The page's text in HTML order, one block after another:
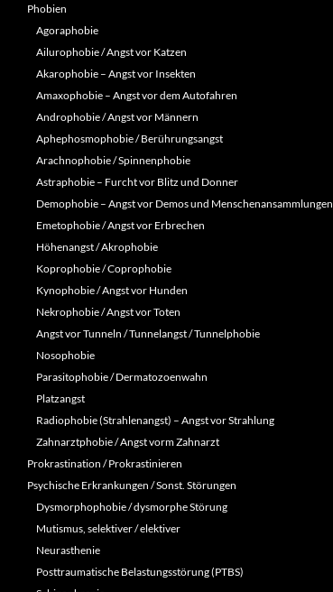
Phobien
Agoraphobie
Ailurophobie / Angst vor Katzen
Akarophobie – Angst vor Insekten
Amaxophobie – Angst vor dem Autofahren
Androphobie / Angst vor Männern
Aphephosmophobie / Berührungsangst
Arachnophobie / Spinnenphobie
Astraphobie – Furcht vor Blitz und Donner
Demophobie – Angst vor Demos und Menschenansammlungen
Emetophobie / Angst vor Erbrechen
Höhenangst / Akrophobie
Koprophobie / Coprophobie
Kynophobie / Angst vor Hunden
Nekrophobie / Angst vor Toten
Angst vor Tunneln / Tunnelangst / Tunnelphobie
Nosophobie
Parasitophobie / Dermatozoenwahn
Platzangst
Radiophobie (Strahlenangst) – Angst vor Strahlung
Zahnarztphobie / Angst vorm Zahnarzt
Prokrastination / Prokrastinieren
Psychische Erkrankungen / Sonst. Störungen
Dysmorphophobie / dysmorphe Störung
Mutismus, selektiver / elektiver
Neurasthenie
Posttraumatische Belastungsstörung (PTBS)